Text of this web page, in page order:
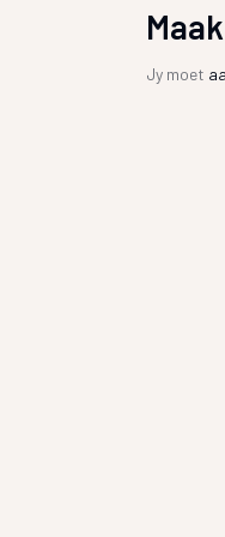
Jy moet